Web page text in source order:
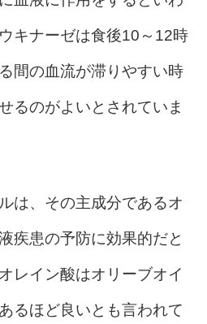
キナーゼは食後10～12時
間の血流が滞りやすい時
るのがよいとされていま
は、その主成分であるオ
疾患の予防に効果的だと
レイン酸はオリーブオイ
るほど良いとも言われて